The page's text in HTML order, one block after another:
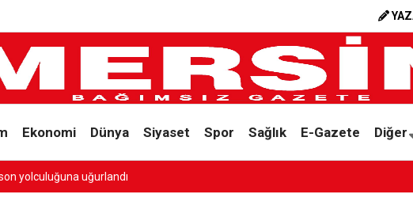
Ekonomi Dünya Siyaset Spor Sağlık E-Gazete Diğer